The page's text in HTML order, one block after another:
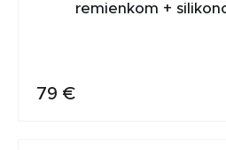
remienkom +
79 €